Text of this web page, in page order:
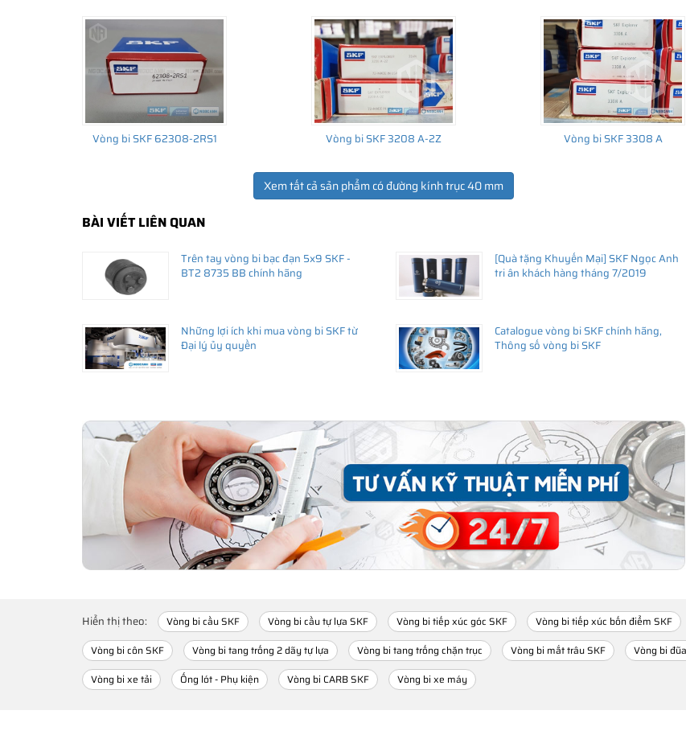
Vòng bi SKF chính hãng, Những lưu ý cơ bản trước khi mua hàng
Xuất xứ vòng bi SKF chính hãng ở đâu?
Vòng bi SKF 62308-2RS1 Vòng bi SKF 3208 A-2Z Vòng bi SKF 3308 A
Xem tất cả sản phẩm có đường kính trục 40 mm
BÀI VIẾT LIÊN QUAN
Trên tay vòng bi bạc đạn 5x9 SKF -
BT2 8735 BB chính hãng
[Quà tặng Khuyến Mại] SKF Ngọc Anh
tri ân khách hàng tháng 7/2019
Những lợi ích khi mua vòng bi SKF từ
Đại lý ủy quyền
Catalogue vòng bi SKF chính hãng,
Thông số vòng bi SKF
Hiển thị theo: Vòng bi cầu SKF Vòng bi cầu tự lựa SKF Vòng bi tiếp xúc góc SKF Vòng bi tiếp xúc bốn điểm SKF
Vòng bi côn SKF
Vòng bi tang trống 2 dãy tự lựa Vòng bi tang trống chặn trục Vòng bi mắt trâu SKF Vòng bi
Vòng bi xe tải
Ống lót - Phụ kiện Vòng bi CARB SKF Vòng bi xe máy